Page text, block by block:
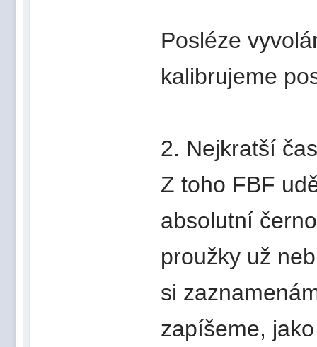
Posléze
kalibrujeme
2. Nejkratší
Z toho FBF
absolutní
proužky už
si
zapíšeme,